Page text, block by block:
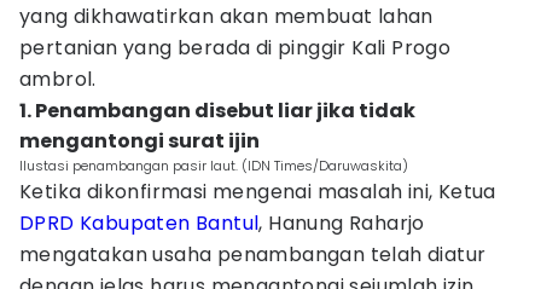
yang dikhawatirkan akan membuat lahan
pertanian yang berada di pinggir Kali Progo
ambrol.
1. Penambangan disebut liar jika tidak
mengantongi surat ijin
Ilustasi penambangan pasir laut. (IDN Times/Daruwaskita)
Ketika dikonfirmasi mengenai masalah ini, Ketua
DPRD Kabupaten Bantul, Hanung Raharjo
mengatakan usaha penambangan telah diatur